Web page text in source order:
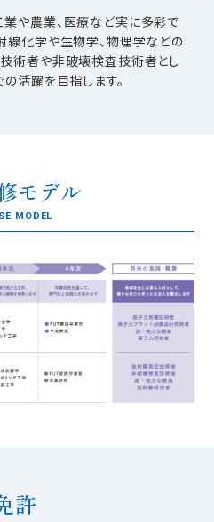
や農業、医療など実に多彩で
線化学や生物学、物理学などの
術者や非破壊検査技術者とし
活躍を目指します。
モデル
MODEL
許